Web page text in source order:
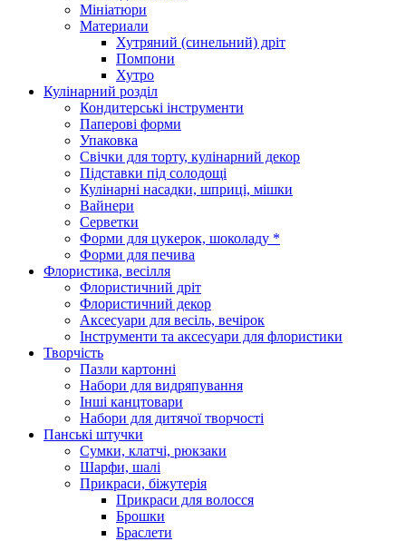
Мініатюри
Материали
Хутряний (синельний) дріт
Помпони
Хутро
Кулінарний розділ
Кондитерські інструменти
Паперові форми
Упаковка
Свічки для торту, кулінарний декор
Підставки під солодощі
Кулінарні насадки, шприці, мішки
Вайнери
Серветки
Форми для цукерок, шоколаду *
Форми для печива
Флористика, весілля
Флористичний дріт
Флористичний декор
Аксесуари для весіль, вечірок
Інструменти та аксесуари для флористики
Творчість
Пазли картонні
Набори для видряпування
Інші канцтовари
Набори для дитячої творчості
Панські штучки
Сумки, клатчі, рюкзаки
Шарфи, шалі
Прикраси, біжутерія
Прикраси для волосся
Брошки
Браслети